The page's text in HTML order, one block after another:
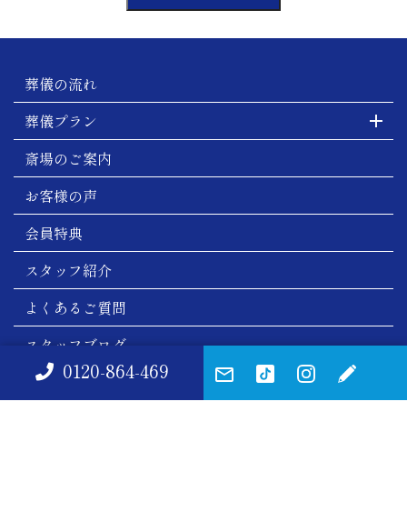
0120-864-469
葬儀の流れ
葬儀プラン
斎場のご案内
お客様の声
会員特典
スタッフ紹介
よくあるご質問
スタッフブログ
会社概要